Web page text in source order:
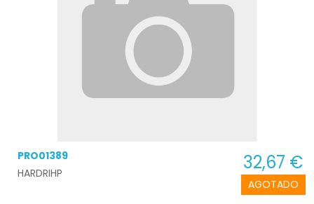
AGOTADO
PRO01389
HARDRIHP
32,67 €